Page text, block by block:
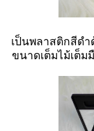
เป็นพลาสติกสีดำ
ขนาดเต็มไม้เต็ม